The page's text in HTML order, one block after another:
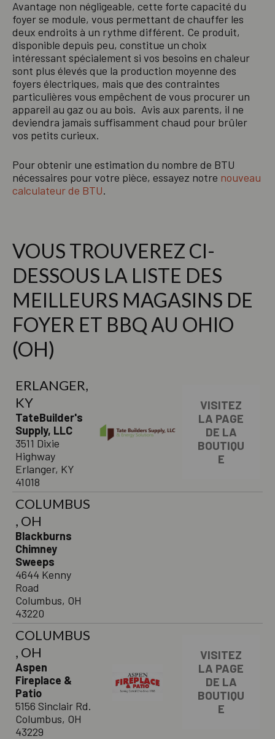
Avantage non négligeable, cette forte capacité du
foyer se module, vous permettant de chauffer les
deux endroits à un rythme différent. Ce produit,
disponible depuis peu, constitue un choix
intéressant spécialement si vos besoins en chaleur
sont plus élevés que la production moyenne des
foyers électriques, mais que des contraintes
particulières vous empêchent de vous procurer un
appareil au gaz ou au bois. Avis aux parents, il ne
deviendra jamais suffisamment chaud pour brûler
vos petits curieux.
Pour obtenir une estimation du nombre de BTU
nécessaires pour votre pièce, essayez notre nouveau
calculateur de BTU.
VOUS TROUVEREZ CI-
DESSOUS LA LISTE DES
MEILLEURS MAGASINS DE
FOYER ET BBQ AU OHIO
(OH)
ERLANGER,
KY
TateBuilder's
Supply, LLC
3511 Dixie
Highway
Erlanger, KY
41018
VISITEZ
LA PAGE
DE LA
BOUTIQU
E
COLUMBUS
, OH
Blackburns
Chimney
Sweeps
4644 Kenny
Road
Columbus, OH
43220
COLUMBUS
, OH
Aspen
Fireplace &
Patio
5156 Sinclair Rd.
Columbus, OH
43229
VISITEZ
LA PAGE
DE LA
BOUTIQU
E